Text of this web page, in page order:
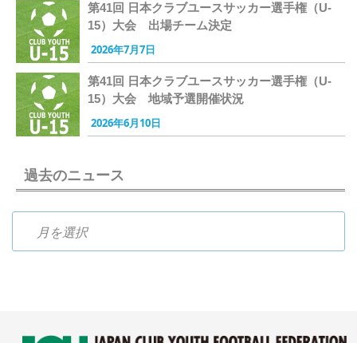
第41回 日本クラブユースサッカー選手権（U-
15）大会 出場チーム決定
2026年7月7日
第41回 日本クラブユースサッカー選手権（U-
15）大会 地域予選開催状況
2026年6月10日
過去のニュース